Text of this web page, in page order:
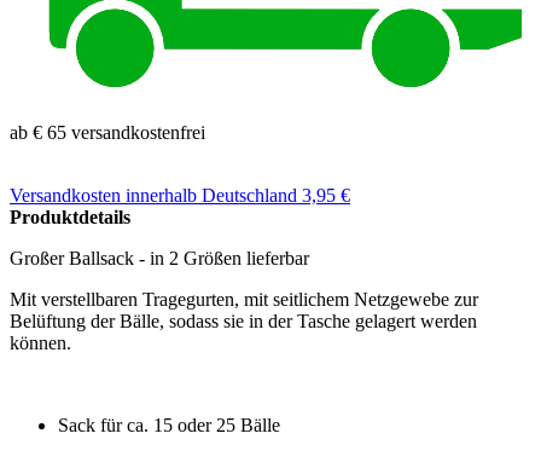
ab € 65 versandkostenfrei
Versandkosten innerhalb Deutschland 3,95 €
Produktdetails
Großer Ballsack - in 2 Größen lieferbar
Mit verstellbaren Tragegurten, mit seitlichem Netzgewebe zur
Belüftung der Bälle, sodass sie in der Tasche gelagert werden
können.
Sack für ca. 15 oder 25 Bälle